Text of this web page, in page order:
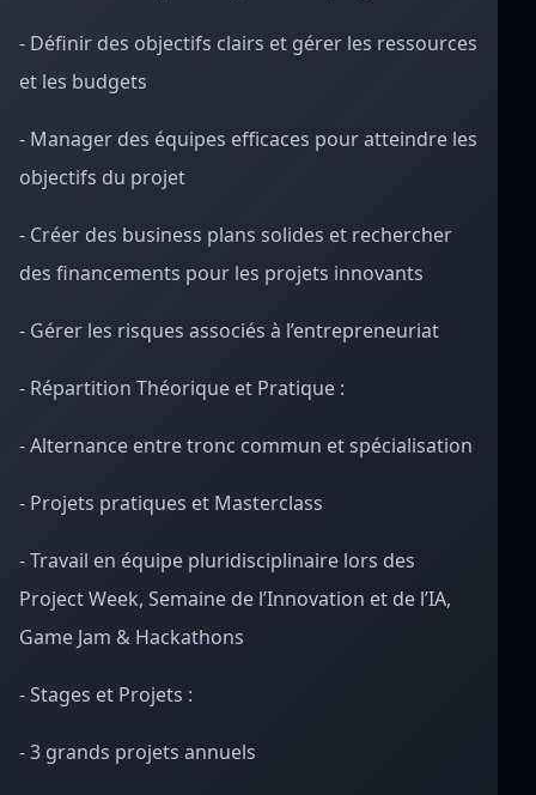
- Définir des objectifs clairs et gérer les ressources
et les budgets
- Manager des équipes efficaces pour atteindre les
objectifs du projet
- Créer des business plans solides et rechercher
des financements pour les projets innovants
- Gérer les risques associés à l’entrepreneuriat
- Répartition Théorique et Pratique :
- Alternance entre tronc commun et spécialisation
- Projets pratiques et Masterclass
- Travail en équipe pluridisciplinaire lors des
Project Week, Semaine de l’Innovation et de l’IA,
Game Jam & Hackathons
- Stages et Projets :
- 3 grands projets annuels